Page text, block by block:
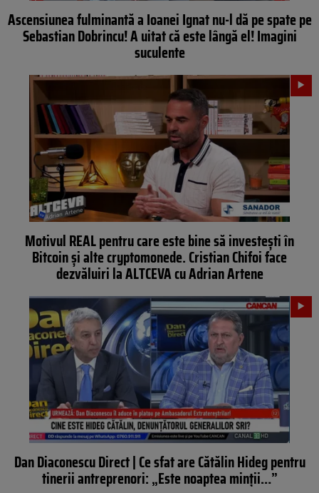
Ascensiunea fulminantă a Ioanei Ignat nu-l dă pe spate pe
Sebastian Dobrincu! A uitat că este lângă el! Imagini
suculente
Motivul REAL pentru care este bine să investești în
Bitcoin și alte cryptomonede. Cristian Chifoi face
dezvăluiri la ALTCEVA cu Adrian Artene
Dan Diaconescu Direct | Ce sfat are Cătălin Hideg pentru
tinerii antreprenori: „Este noaptea minții…”